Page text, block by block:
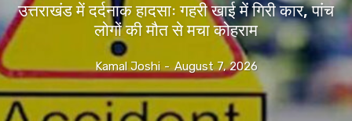
उत्तराखंड में दर्दनाक हादसाः गहरी खाई में गिरी कार, पांच
लोगों की मौत से मचा कोहराम
Kamal Joshi - August 7, 2026